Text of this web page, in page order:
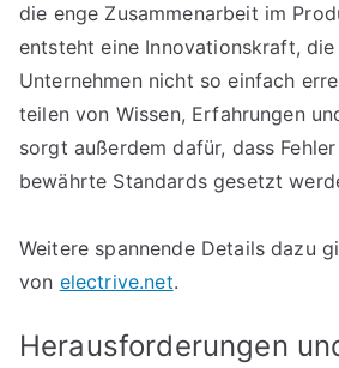
die enge Zusammenarbeit im
entsteht eine Innovationskraft, die
Unternehmen nicht so einfach
teilen von Wissen, Erfahrungen
sorgt außerdem dafür, dass
bewährte Standards gesetzt
Weitere spannende Details dazu
von electrive.net.
Herausforderungen